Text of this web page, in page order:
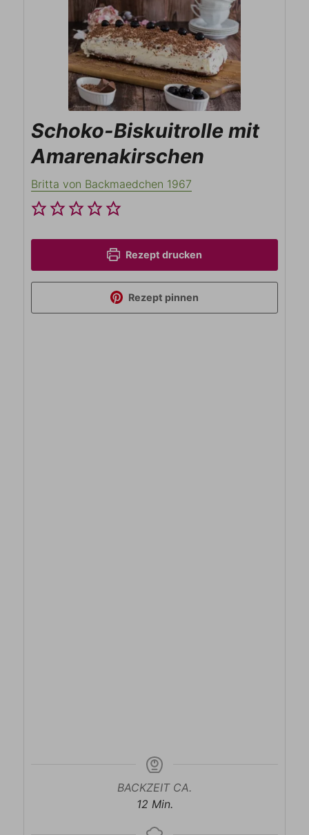
Schoko-Biskuitrolle mit
Amarenakirschen
Britta von Backmaedchen 1967
Rezept drucken
Rezept pinnen
BACKZEIT CA.
12Minuten
Min.